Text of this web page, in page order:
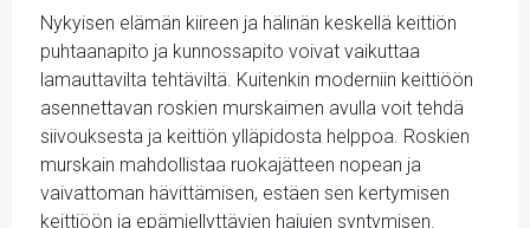
Nykyisen elämän kiireen ja hälinän keskellä keittiön
puhtaanapito ja kunnossapito voivat vaikuttaa
lamauttavilta tehtäviltä. Kuitenkin moderniin keittiöön
asennettavan roskien murskaimen avulla voit tehdä
siivouksesta ja keittiön ylläpidosta helppoa. Roskien
murskain mahdollistaa ruokajätteen nopean ja
vaivattoman hävittämisen, estäen sen kertymisen
keittiöön ja epämiellyttävien hajujen syntymisen.